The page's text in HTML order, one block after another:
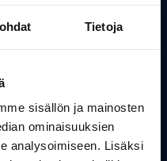
Tietoja
sisällön ja mainosten
ominaisuuksien
analysoimiseen. Lisäksi